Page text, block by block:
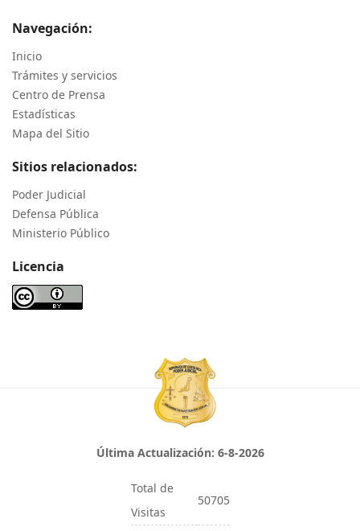
Navegación:
Inicio
Trámites y servicios
Centro de Prensa
Estadísticas
Mapa del Sitio
Sitios relacionados:
Poder Judicial
Defensa Pública
Ministerio Público
Licencia
Última Actualización: 6-8-2026
Total de
Visitas
50705